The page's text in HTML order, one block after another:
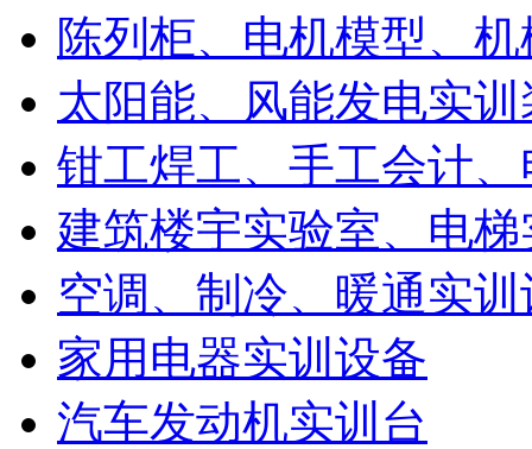
陈列柜、电机模型、
太阳能、风能发电实训
钳工焊工、手工会计
建筑楼宇实验室、电
空调、制冷、暖通实
家用电器实训设备
汽车发动机实训台